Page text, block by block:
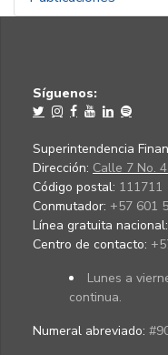
Síguenos:
Superintendencia
Dirección: Calle 7 No.
Código postal: 111711
Conmutador: +57 601
Línea gratuita nacional:
Centro de contacto:
Lunes a
continua.
Numeral abreviado: